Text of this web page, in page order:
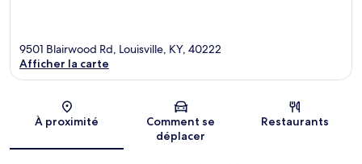
Carte
9501 Blairwood Rd, Louisville, KY, 40222
Afficher la carte
À proximité
Comment se
déplacer
Restaurants